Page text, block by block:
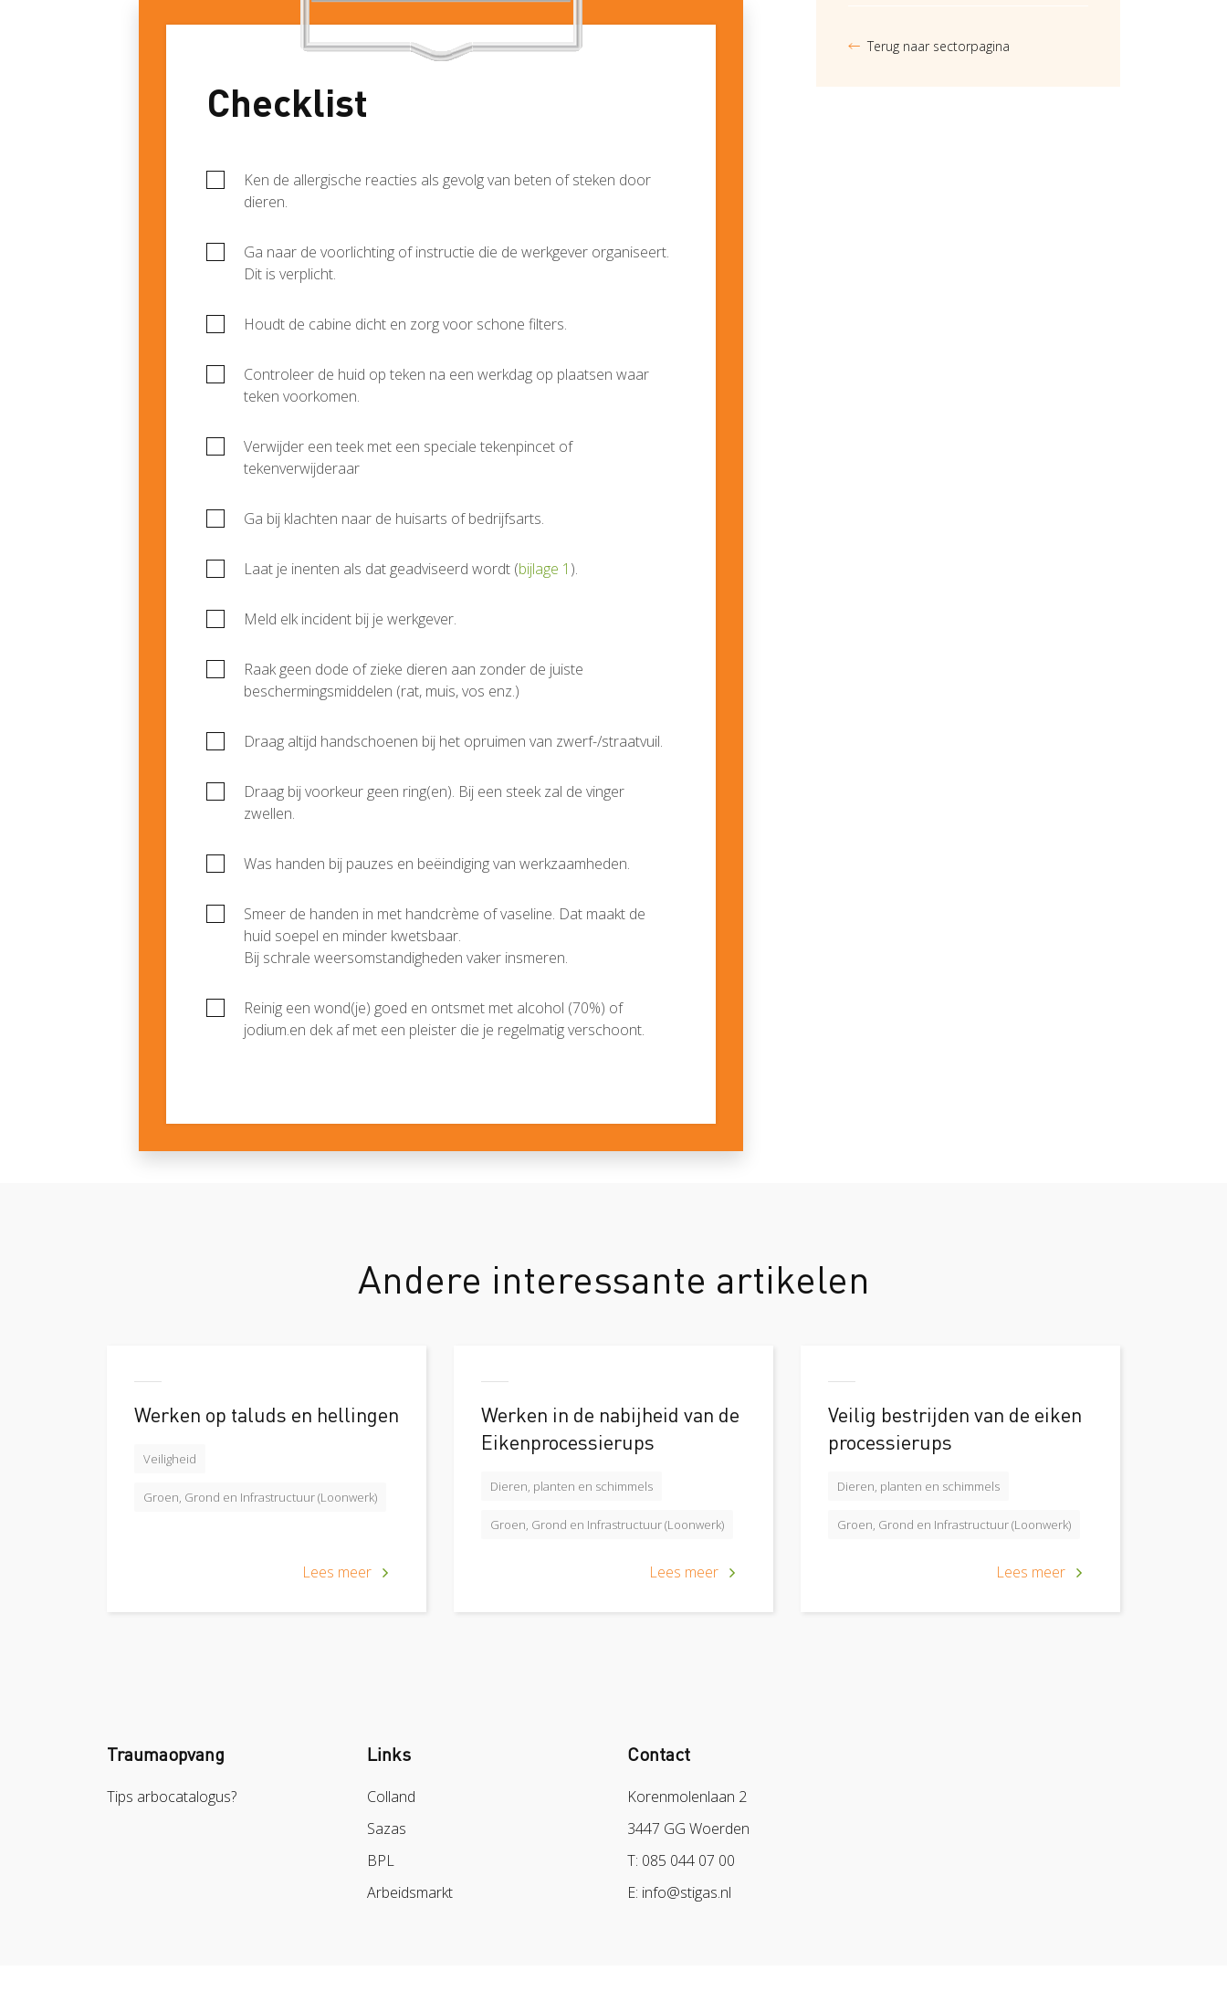
Checklist
Ken de allergische reacties als gevolg van beten of steken door
dieren.
Ga naar de voorlichting of instructie die de werkgever organiseert.
Dit is verplicht.
Houdt de cabine dicht en zorg voor schone filters.
Controleer de huid op teken na een werkdag op plaatsen waar
teken voorkomen.
Verwijder een teek met een speciale tekenpincet of
tekenverwijderaar
Ga bij klachten naar de huisarts of bedrijfsarts.
Laat je inenten als dat geadviseerd wordt (bijlage 1 ).
Meld elk incident bij je werkgever.
Raak geen dode of zieke dieren aan zonder de juiste
beschermingsmiddelen (rat, muis, vos enz.)
Draag altijd handschoenen bij het opruimen van zwerf-/straatvuil.
Draag bij voorkeur geen ring(en). Bij een steek zal de vinger
zwellen.
Was handen bij pauzes en beëindiging van werkzaamheden.
Smeer de handen in met handcrème of vaseline. Dat maakt de
huid soepel en minder kwetsbaar.
Bij schrale weersomstandigheden vaker insmeren.
Reinig een wond(je) goed en ontsmet met alcohol (70%) of
jodium.en dek af met een pleister die je regelmatig verschoont.
Terug naar sectorpagina
Andere interessante artikelen
Werken op taluds en hellingen
Veiligheid
Groen, Grond en Infrastructuur (Loonwerk)
Lees meer
Werken in de nabijheid van de
Eikenprocessierups
Dieren, planten en schimmels
Groen, Grond en Infrastructuur (Loonwerk)
Lees meer
Veilig bestrijden van de eiken
processierups
Dieren, planten en schimmels
Groen, Grond en Infrastructuur (Loonwerk)
Lees meer
Traumaopvang
Tips arbocatalogus?
Links
Colland
Sazas
BPL
Arbeidsmarkt
Contact
Korenmolenlaan 2
3447 GG Woerden
T: 085 044 07 00
E: info@stigas.nl